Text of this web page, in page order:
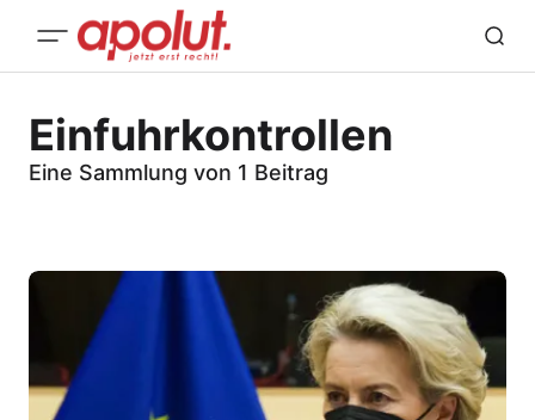
Einfuhrkontrollen
Eine Sammlung von 1 Beitrag